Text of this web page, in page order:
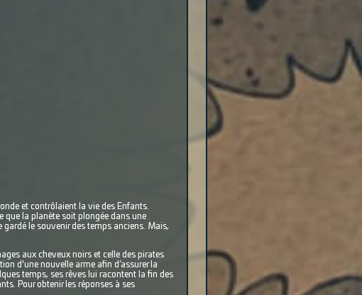
et contrôlaient la vie des Enfants.
que la planète soit plongée dans une
le souvenir des temps anciens. Mais,
aux cheveux noirs et celle des pirates
d'une nouvelle arme afin d’assurer la
temps, ses rêves lui racontent la fin des
Pour obtenir les réponses à ses